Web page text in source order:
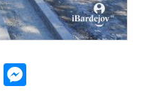
WhatsApp